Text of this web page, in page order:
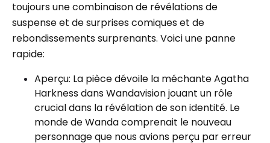
toujours une combinaison de révélations de
suspense et de surprises comiques et de
rebondissements surprenants. Voici une panne
rapide:
Aperçu: La pièce dévoile la méchante Agatha
Harkness dans Wandavision jouant un rôle
crucial dans la révélation de son identité. Le
monde de Wanda comprenait le nouveau
personnage que nous avions perçu par erreur